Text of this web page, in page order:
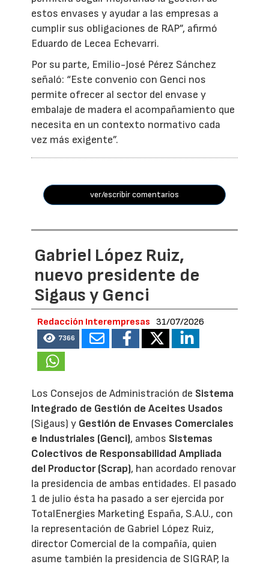
estos envases y ayudar a las empresas a
cumplir sus obligaciones de RAP”, afirmó
Eduardo de Lecea Echevarri.
Por su parte, Emilio-José Pérez Sánchez
señaló: “Este convenio con Genci nos
permite ofrecer al sector del envase y
embalaje de madera el acompañamiento que
necesita en un contexto normativo cada
vez más exigente”.
ver/escribir comentarios
Gabriel López Ruiz,
nuevo presidente de
Sigaus y Genci
Redacción Interempresas 31/07/2026
7366
Los Consejos de Administración de Sistema
Integrado de Gestión de Aceites Usados
(Sigaus) y Gestión de Envases Comerciales
e Industriales (Genci), ambos Sistemas
Colectivos de Responsabilidad Ampliada
del Productor (Scrap), han acordado renovar
la presidencia de ambas entidades. El pasado
1 de julio ésta ha pasado a ser ejercida por
TotalEnergies Marketing España, S.A.U., con
la representación de Gabriel López Ruiz,
director Comercial de la compañía, quien
asume también la presidencia de SIGRAP, la